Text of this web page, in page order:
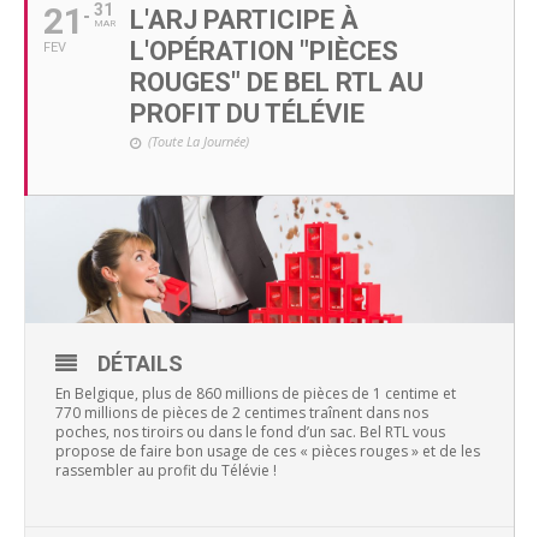
21
FEV
31
MAR
L'ARJ PARTICIPE À
L'OPÉRATION "PIÈCES
ROUGES" DE BEL RTL AU
PROFIT DU TÉLÉVIE
(Toute La Journée)
DÉTAILS
En Belgique, plus de 860 millions de pièces de 1 centime et
770 millions de pièces de 2 centimes traînent dans nos
poches, nos tiroirs ou dans le fond d’un sac. Bel RTL vous
propose de faire bon usage de ces « pièces rouges » et de les
rassembler au profit du Télévie !